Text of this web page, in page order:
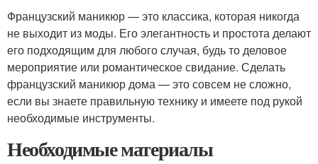
Французский маникюр — это классика, которая никогда
не выходит из моды. Его элегантность и простота делают
его подходящим для любого случая, будь то деловое
мероприятие или романтическое свидание. Сделать
французский маникюр дома — это совсем не сложно,
если вы знаете правильную технику и имеете под рукой
необходимые инструменты.
Необходимые материалы